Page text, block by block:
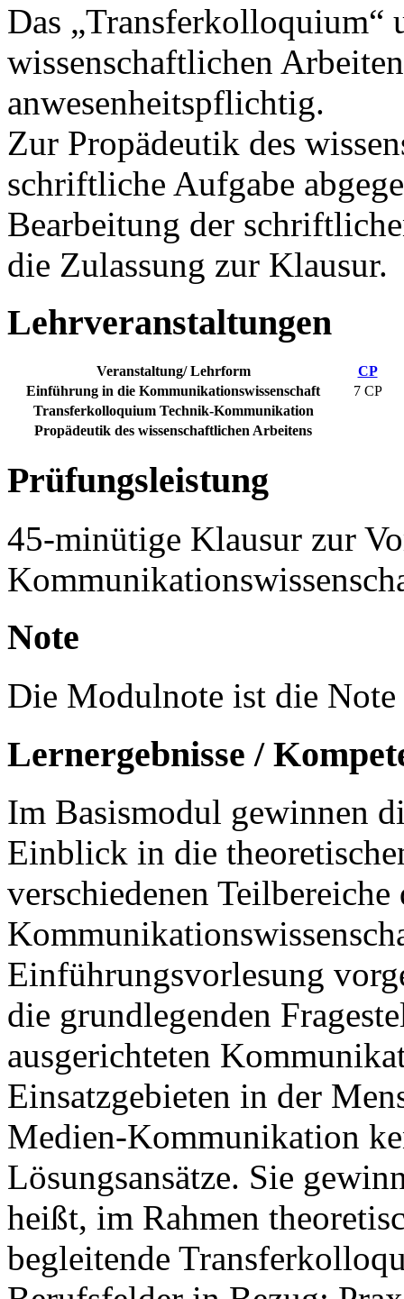
Das „Transferkolloquium“
wissenschaftlichen
anwesenheitspflichtig.
Zur Propädeutik des
schriftliche Aufgabe
Bearbeitung der
die Zulassung zur Klausur.
Lehrveranstaltungen
Veranstaltung/ Lehrform
CP
Einführung in die Kommunikationswissenschaft
7 CP
Transferkolloquium Technik-Kommunikation
Propädeutik des wissenschaftlichen Arbeitens
Prüfungsleistung
45-minütige Klausur zur
Note
Die Modulnote ist die Note
Lernergebnisse /
Im Basismodul gewinnen
Einblick in die
verschiedenen Teilbereiche
Einführungsvorlesung
die grundlegenden
ausgerichteten
Einsatzgebieten in der
Medien-Kommunikation
Lösungsansätze. Sie
heißt, im Rahmen
begleitende